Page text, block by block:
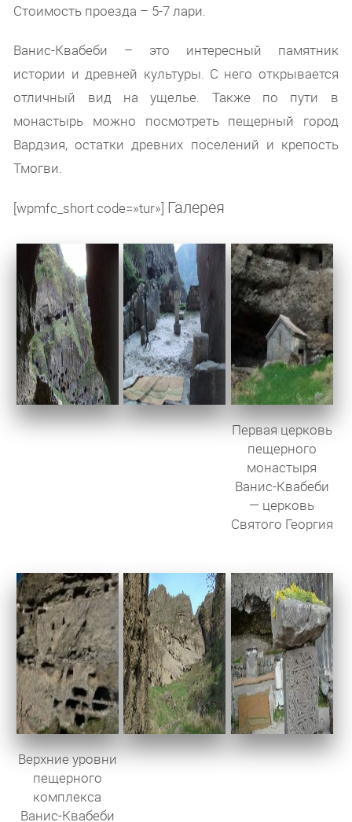
Стоимость проезда – 5-7 лари.
Ванис-Квабеби – это интересный памятник
истории и древней культуры. С него открывается
отличный вид на ущелье. Также по пути в
монастырь можно посмотреть пещерный город
Вардзия, остатки древних поселений и крепость
Тмогви.
[wpmfc_short code=»tur»] Галерея
Первая церковь
пещерного
монастыря
Ванис-Квабеби
— церковь
Святого Георгия
Верхние уровни
пещерного
комплекса
Ванис-Квабеби